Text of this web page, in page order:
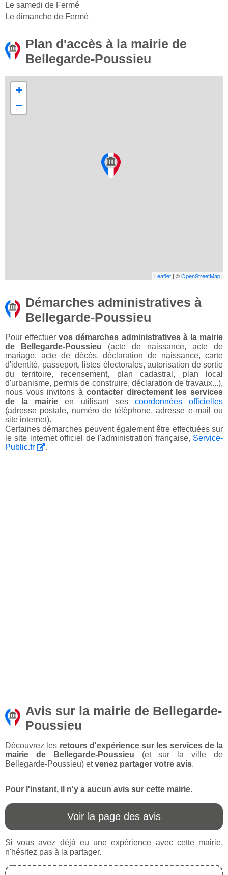
Le samedi de Fermé
Le dimanche de Fermé
Plan d'accès à la mairie de
Bellegarde-Poussieu
+
−
Leaflet | ©OpenStreetMap
Démarches administratives à
Bellegarde-Poussieu
Pour effectuervos démarches administratives à la mairie
de Bellegarde-Poussieu (acte de naissance, acte de
mariage, acte de décès, déclaration de naissance, carte
d'identité, passeport, listes électorales, autorisation de sortie
du territoire, recensement, plan cadastral, plan local
d'urbanisme, permis de construire, déclaration de travaux...),
nous vous invitons à contacter directement les services
de la mairie en utilisant ses coordonnées officielles
(adresse postale, numéro de téléphone, adresse e-mail ou
site internet).
Certaines démarches peuvent également être effectuées sur
le site internet officiel de l'administration française, Service-
Public.fr
.
Avis sur la mairie de Bellegarde-
Poussieu
Découvrez les retours d'expérience sur les services de la
mairie de Bellegarde-Poussieu (et sur la ville de
Bellegarde-Poussieu) etvenez partager votre avis.
Pour l'instant, il n'y a aucun avis sur cette mairie.
Voir la page des avis
Si vous avez déjà eu une expérience avec cette mairie,
n'hésitez pas à la partager.